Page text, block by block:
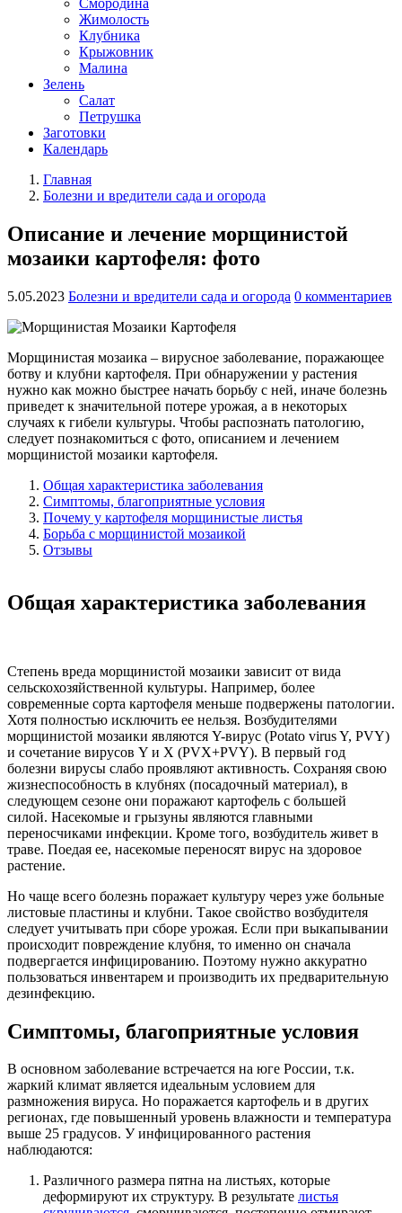
Смородина
Жимолость
Клубника
Крыжовник
Малина
Зелень
Салат
Петрушка
Заготовки
Календарь
Главная
Болезни и вредители сада и огорода
Описание и лечение морщинистой
мозаики картофеля: фото
5.05.2023 Болезни и вредители сада и огорода 0 комментариев
Морщинистая мозаика – вирусное заболевание, поражающее
ботву и клубни картофеля. При обнаружении у растения
нужно как можно быстрее начать борьбу с ней, иначе болезнь
приведет к значительной потере урожая, а в некоторых
случаях к гибели культуры. Чтобы распознать патологию,
следует познакомиться с фото, описанием и лечением
морщинистой мозаики картофеля.
Общая характеристика заболевания
Симптомы, благоприятные условия
Почему у картофеля морщинистые листья
Борьба с морщинистой мозаикой
Отзывы
Общая характеристика заболевания
Степень вреда морщинистой мозаики зависит от вида
сельскохозяйственной культуры. Например, более
современные сорта картофеля меньше подвержены патологии.
Хотя полностью исключить ее нельзя. Возбудителями
морщинистой мозаики являются Y-вирус (Potato virus Y, PVY)
и сочетание вирусов Y и X (PVX+PVY). В первый год
болезни вирусы слабо проявляют активность. Сохраняя свою
жизнеспособность в клубнях (посадочный материал), в
следующем сезоне они поражают картофель с большей
силой. Насекомые и грызуны являются главными
переносчиками инфекции. Кроме того, возбудитель живет в
траве. Поедая ее, насекомые переносят вирус на здоровое
растение.
Но чаще всего болезнь поражает культуру через уже больные
листовые пластины и клубни. Такое свойство возбудителя
следует учитывать при сборе урожая. Если при выкапывании
происходит повреждение клубня, то именно он сначала
подвергается инфицированию. Поэтому нужно аккуратно
пользоваться инвентарем и производить их предварительную
дезинфекцию.
Симптомы, благоприятные условия
В основном заболевание встречается на юге России, т.к.
жаркий климат является идеальным условием для
размножения вируса. Но поражается картофель и в других
регионах, где повышенный уровень влажности и температура
выше 25 градусов. У инфицированного растения
наблюдаются:
Различного размера пятна на листьях, которые
деформируют их структуру. В результате листья